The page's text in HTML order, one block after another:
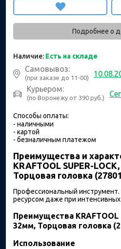
Подробнее о
Наличие: Есть на складе
Самовывоз:
(при заказе до 11-00)
Курьером:
(по Воронежу от 390 руб.)
Способы оплаты:
- наличными
- картой
- безналичным платежом
Преимущества и
KRAFTOOL SUPER-
Торцовая головка
Профессиональный
ресурсом даже при интенсивных
Преимущества KRAFTOOL
32мм, Торцовая головка
Использование